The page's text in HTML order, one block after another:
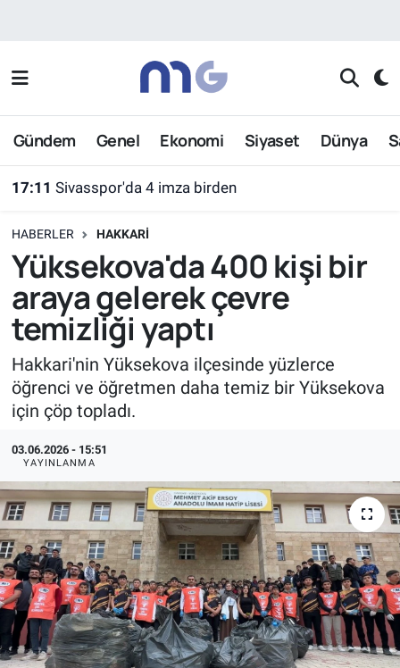
Gündem Genel Ekonomi Siyaset Dünya
17:11 Sivasspor'da 4 imza birden
HABERLER HAKKARI
Yüksekova'da 400 kişi bir
araya gelerek çevre
temizliği yaptı
Hakkari'nin Yüksekova ilçesinde yüzlerce
öğrenci ve öğretmen daha temiz bir Yüksekova
için çöp topladı.
03.06.2026 - 15:51
YAYINLANMA
Nöbetçi Eczaneler
Hava Durumu
Süper Lig Puan Durumu ve Fikstür
Tüm Manşetler
Son Dakika Haberleri
Haber Arşivi